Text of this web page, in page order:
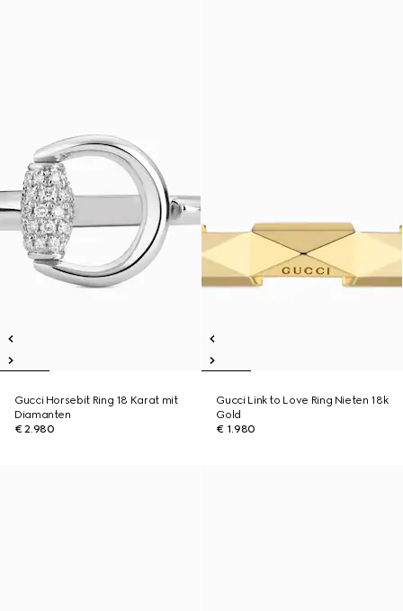
Gucci Horsebit Ring 18 Karat mit
Diamanten
€ 2.980
Gucci Link to Love Ring Nieten 18k
Gold
€ 1.980